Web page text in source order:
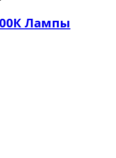
Лампы